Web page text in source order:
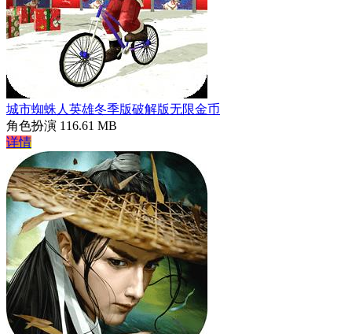
城市蜘蛛人英雄冬季版破解版无限金币
角色扮演 116.61 MB
详情